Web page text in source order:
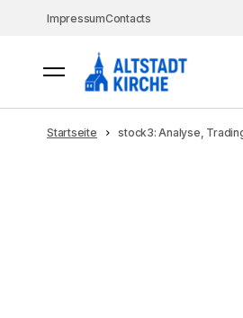
ImpressumContacts
Startseite stock3: Analyse,